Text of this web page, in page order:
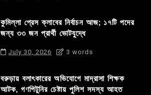
কুমিল্লা প্রেস ক্লাবের নির্বাচন আজ; ১৭টি পদের
জন্য ৩৩ জন প্রার্থী ভোটযুদ্ধে
July 30, 2026 3 words
বরুড়ায় বলাৎকারের অভিযোগে মাদ্রাসা শিক্ষক
আটক, গণপিটুনির চেষ্টায় পুলিশ সদস্য আহত